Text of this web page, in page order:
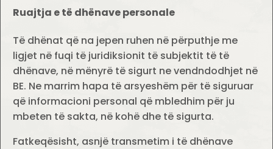
Ruajtja e të dhënave personale
Të dhënat që na jepen ruhen në përputhje me
ligjet në fuqi të juridiksionit të subjektit të të
dhënave, në mënyrë të sigurt ne vendndodhjet në
BE. Ne marrim hapa të arsyeshëm për të siguruar
që informacioni personal që mbledhim për ju
mbeten të sakta, në kohë dhe të sigurta.
Fatkeqësisht, asnjë transmetim i të dhënave